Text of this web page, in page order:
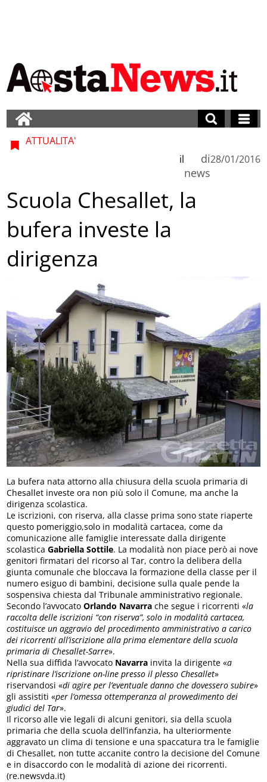
ATTUALITA'
di
news
il 28/01/2016
Scuola Chesallet, la
bufera investe la
dirigenza
La bufera nata attorno alla chiusura della scuola primaria di
Chesallet investe ora non più solo il Comune, ma anche la
dirigenza scolastica.
Le iscrizioni, con riserva, alla classe prima sono state riaperte
questo pomeriggio,solo in modalità cartacea, come da
comunicazione alle famiglie interessate dalla dirigente
scolasticaGabriella Sottile. La modalità non piace però ai nove
genitori firmatari del ricorso al Tar, contro la delibera della
giunta comunale che bloccava la formazione della classe per il
numero esiguo di bambini, decisione sulla quale pende la
sospensiva chiesta dal Tribunale amministrativo regionale.
Secondo l’avvocatoOrlando Navarra che segue i ricorrenti «la
raccolta delle iscrizioni “con riserva”, solo in modalità cartacea,
costituisce un aggravio del procedimento amministrativo a carico
dei ricorrenti all’iscrizione alla prima elementare della scuola
primaria di Chesallet-Sarre».
Nella sua diffida l’avvocato Navarra invita la dirigente «a
ripristinare l’iscrizione on-line presso il plesso Chesallet»
riservandosi «di agire per l’eventuale danno che dovessero subire»
gli assistiti «per l’omessa ottemperanza al provvedimento dei
giudici del Tar».
Il ricorso alle vie legali di alcuni genitori, sia della scuola
primaria che della scuola dell’infanzia, ha ulteriormente
aggravato un clima di tensione e una spaccatura tra le famiglie
di Chesallet, non tutte accanite contro la decisione del Comune
e in disaccordo con le modalità di azione dei ricorrenti.
(re.newsvda.it)